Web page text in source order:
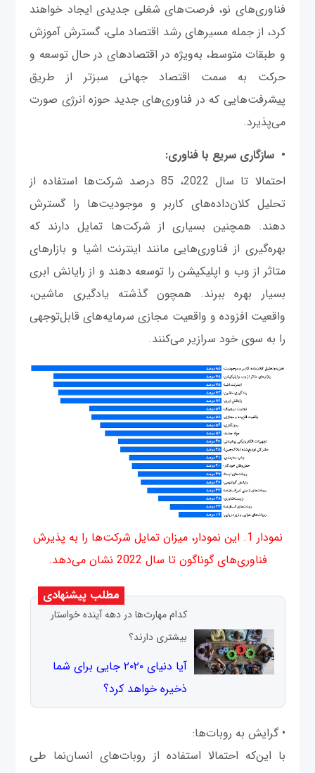
فناوری‌های نو، فرصت‌های شغلی جدیدی ایجاد خواهند
کرد، از جمله مسیرهای رشد اقتصاد ملی، گسترش آموزش
و طبقات متوسط، به‌ویژه در اقتصادهای در حال توسعه و
حرکت به سمت اقتصاد جهانی سبزتر از طریق
پیشرفت‌هایی که در فناوری‌های جدید حوزه انرژی صورت
می‌پذیرد.
• سازگاری سریع با فناوری:
احتمالا تا سال 2022، 85 درصد شرکت‌ها استفاده از
تحلیل کلان‌داده‌های‌ کاربر و موجودیت‌‌ها را گسترش
دهند. همچنین بسیاری از شرکت‌ها تمایل دارند که
بهره‌گیری از فناوری‌هایی مانند اینترنت اشیا و بازارهای
متاثر از وب و اپلیکیشن را توسعه دهند و از رایانش ابری
بسیار بهره ببرند. همچون گذشته یادگیری ماشین،
واقعیت افزوده و واقعیت مجازی سرمایه‌های قابل‌توجهی
را به سوی خود سرازیر می‌کنند.
نمودار 1. این نمودار، میزان تمایل شرکت‌ها را به پذیرش
فناوری‌های گوناگون تا سال 2022 نشان می‌دهد.
مطلب پیشنهادی
کدام مهارت‌ها در دهه آینده خواستار
بیشتری دارند؟
آیا دنیای ۲۰۲۰ جایی برای شما
ذخیره خواهد کرد؟
• گرایش‌ به روبات‌ها:
با این‌که احتمالا استفاده از روبات‌های انسان‌نما طی